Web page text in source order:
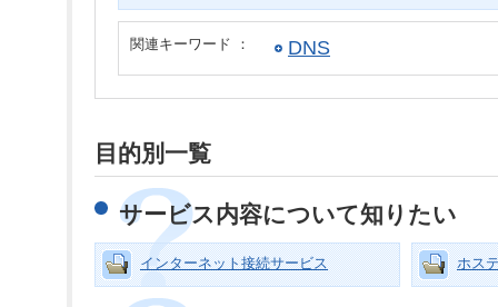
関連キーワード ： DNS
目的別一覧
サービス内容について知りたい
インターネット接続サービス ホス